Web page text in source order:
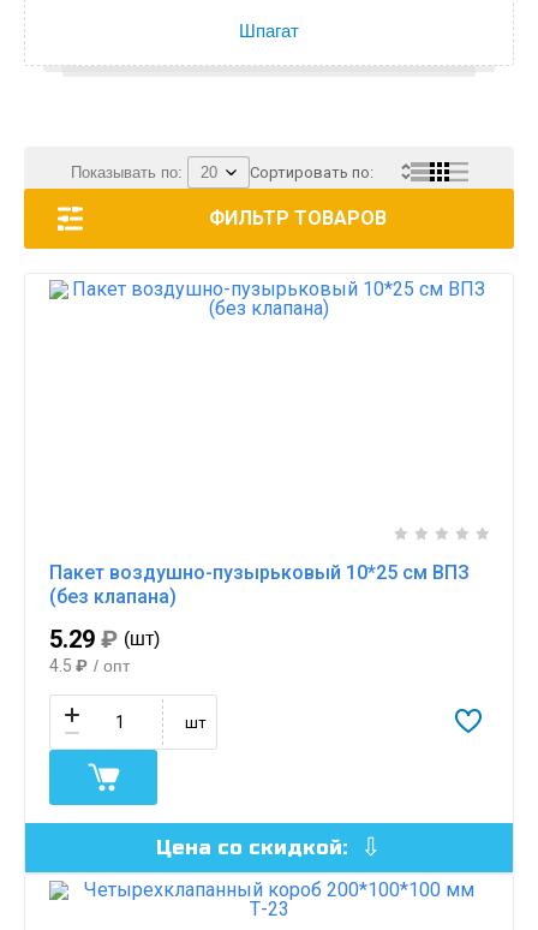
Шпагат
ФИЛЬТР ТОВАРОВ
Показывать по: Сортировать по:
Пакет воздушно-пузырьковый 10*25 см ВПЗ
(без клапана)
5.29 ₽ (шт)
4.5 ₽ / опт
шт
Цена со скидкой: